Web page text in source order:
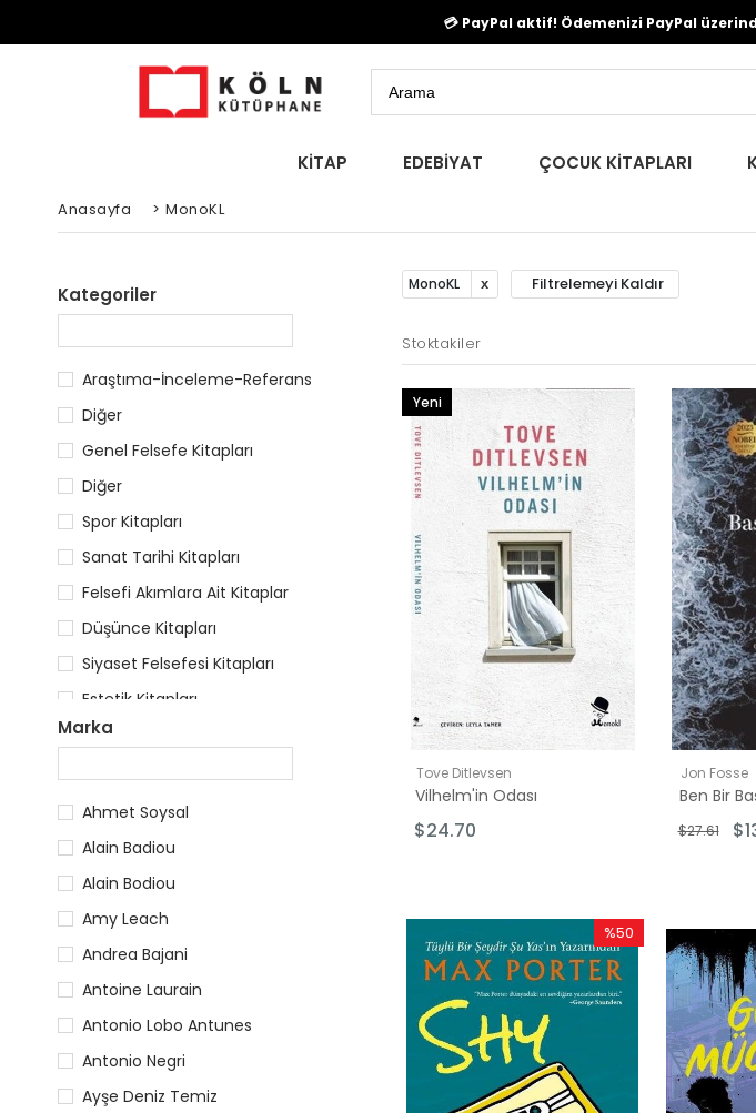
💳 PayPal aktif! Ödemenizi PayPal
KİTAP EDEBİYAT ÇOCUK KİTAPLARI
Anasayfa > MonoKL
Kategoriler
Araştıma-İnceleme-Referans
Diğer
Genel Felsefe Kitapları
Diğer
Spor Kitapları
Sanat Tarihi Kitapları
Felsefi Akımlara Ait Kitaplar
Düşünce Kitapları
Siyaset Felsefesi Kitapları
Estetik Kitapları
Gezi
Dünya Günlük
Felsefe Bilimi
Kitaplar
Marka
Ahmet Soysal
Alain Badiou
Alain Bodiou
Amy Leach
Andrea Bajani
Antoine Laurain
Antonio Lobo Antunes
Antonio Negri
Ayşe Deniz Temiz
MonoKL Filtrelemeyi Kaldır
Stoktakiler
Tove Ditlevsen
Vilhelm'in Odası
$24.70
Yeni
Ürün
Jon Fosse
$27.61
%50
İndirim
%50İndirim